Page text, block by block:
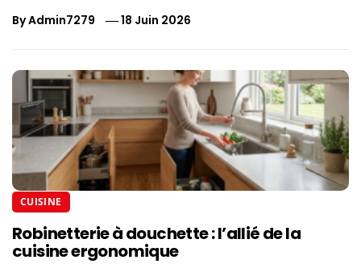
ByAdmin7279 18 Juin 2026
CUISINE
Robinetterie à douchette : l’allié de la
cuisine ergonomique